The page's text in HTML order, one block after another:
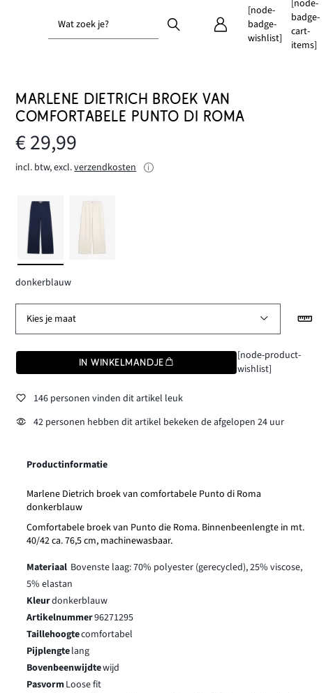
Wat zoek je?
[node-
badge-
wishlist]
[node-
badge-
cart-
items]
MARLENE DIETRICH BROEK VAN
COMFORTABELE PUNTO DI ROMA
€ 29,99
incl. btw, excl.verzendkosten
donkerblauw
Kies je maat
IN WINKELMANDJE
[node-product-
wishlist]
146 personen vinden dit artikel leuk
42 personen hebben dit artikel bekeken de afgelopen 24 uur
Productinformatie
Marlene Dietrich broek van comfortabele Punto di Roma
donkerblauw
Comfortabele broek van Punto die Roma. Binnenbeenlengte in mt.
40/42 ca. 76,5 cm, machinewasbaar.
Materiaal Bovenste laag: 70% polyester (gerecycled), 25% viscose,
5% elastan
Kleurdonkerblauw
Artikelnummer96271295
Taillehoogtecomfortabel
Pijplengtelang
Bovenbeenwijdtewijd
PasvormLoose fit